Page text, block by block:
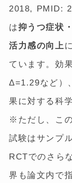
2018, PMID:
は抑うつ症状
活力感の向上
ています。効
Δ=1.29など）
果に対する科
※ただし、こ
試験はサンプ
RCTでのさら
界も論文内で